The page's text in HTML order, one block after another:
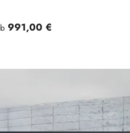
Preis
991,00 €